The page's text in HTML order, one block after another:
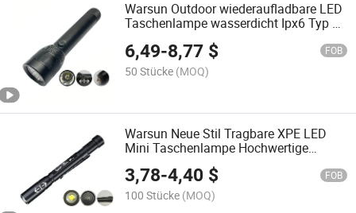
Warsun Outdoor wiederaufladbare LED
Taschenlampe wasserdicht Ipx6 Typ C
6,49-8,77 $ FOB
50 Stücke (MOQ)
Warsun Neue Stil Tragbare XPE LED
Mini Taschenlampe Hochwertige
Stiftlampe Taschenlampe Handheld
Stiftlicht mit Clip
3,78-4,40 $ FOB
100 Stücke (MOQ)